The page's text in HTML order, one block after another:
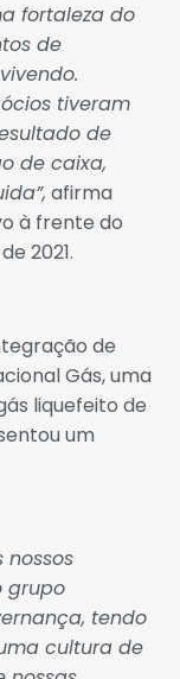
fortaleza do
de
tiveram
de
de caixa,
afirma
à frente do
2021.
de
Gás, uma
liquefeito de
um
nossos
grupo
tendo
cultura de